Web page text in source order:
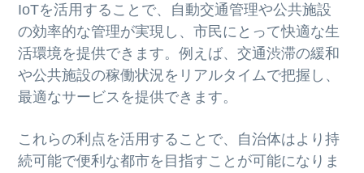
IoTを活用することで、自動交通管理や公共施設
の効率的な管理が実現し、市民にとって快適な生
活環境を提供できます。例えば、交通渋滞の緩和
や公共施設の稼働状況をリアルタイムで把握し、
最適なサービスを提供できます。
これらの利点を活用することで、自治体はより持
続可能で便利な都市を目指すことが可能になりま